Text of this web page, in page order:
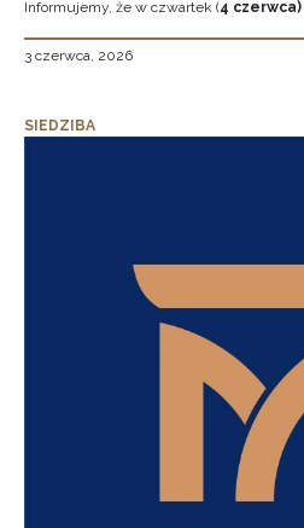
Informujemy, że w czwartek (4 czerwca)
3 czerwca, 2026
SIEDZIBA